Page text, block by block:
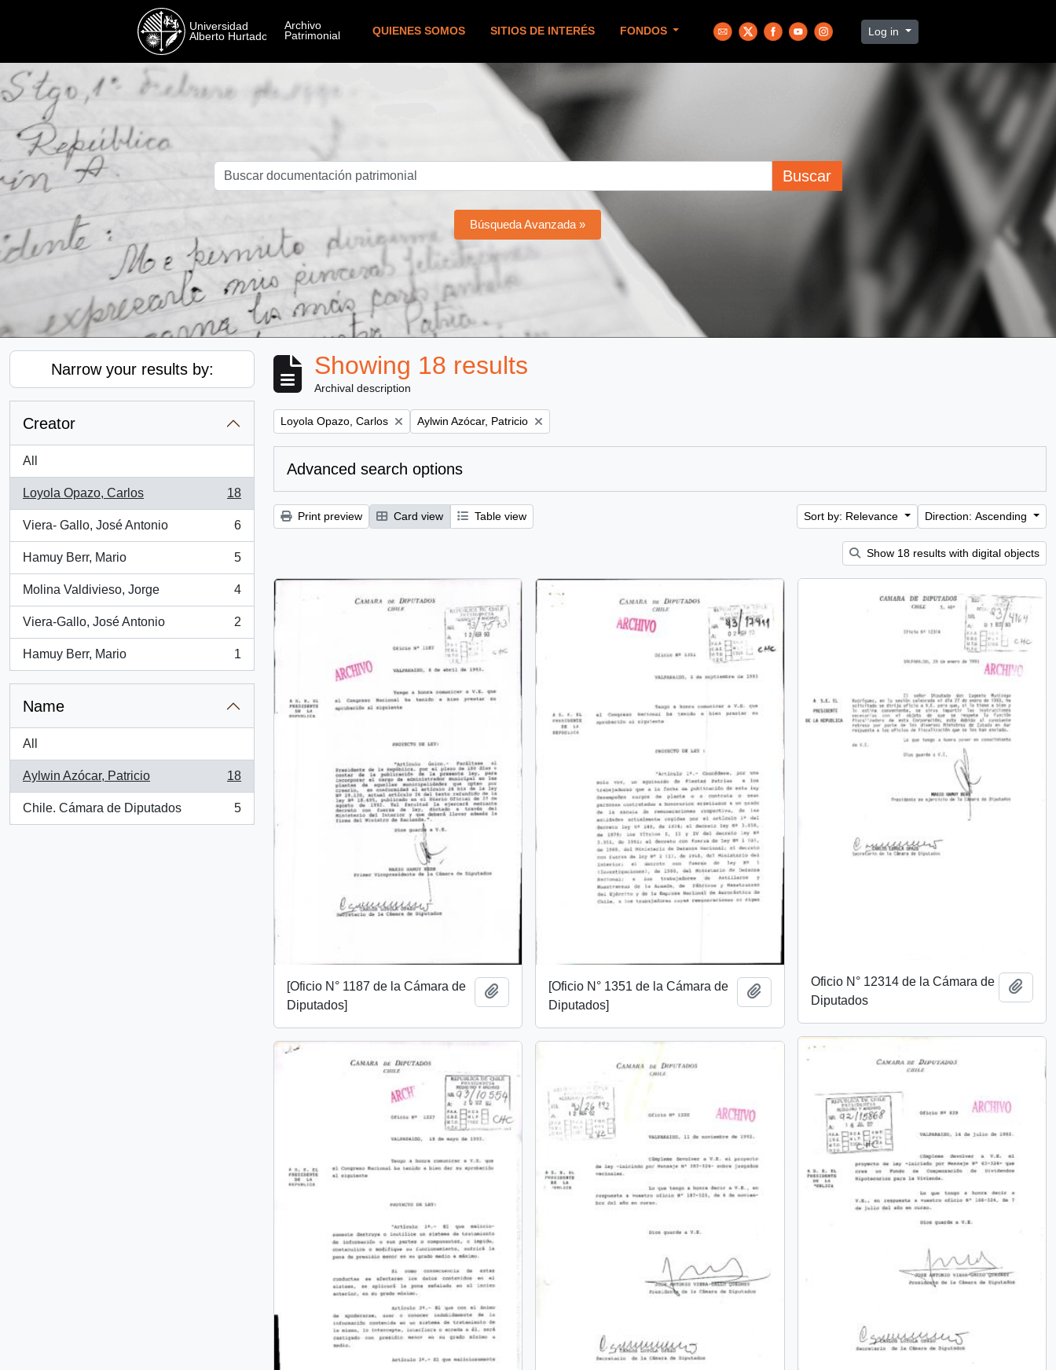
QUIENES SOMOS SITIOS DE INTERÉS FONDOS Log in
Buscar
Búsqueda Avanzada »
Narrow your results by:
Creator
All
Loyola Opazo, Carlos
, 18 results
18
Viera- Gallo, José Antonio
, 6 results
6
Hamuy Berr, Mario
, 5 results
5
Molina Valdivieso, Jorge
, 4 results
4
Viera-Gallo, José Antonio
, 2 results
2
Hamuy Berr, Mario
, 1 results
1
Name
All
Aylwin Azócar, Patricio
, 18 results
18
Chile. Cámara de Diputados
, 5 results
5
Showing 18 results
Archival description
Remove filter:
Loyola Opazo, Carlos Remove filter:
Aylwin Azócar, Patricio
Advanced search options
Print preview Card view Table view Sort by: Relevance Direction: Ascending
Show 18 results with digital objects
[Oficio N° 1187 de la Cámara de
Diputados]
Add to clipboard[Oficio N° 1351 de la Cámara de
Diputados]
Add to clipboard
Oficio N° 12314 de la Cámara de
Diputados
Add